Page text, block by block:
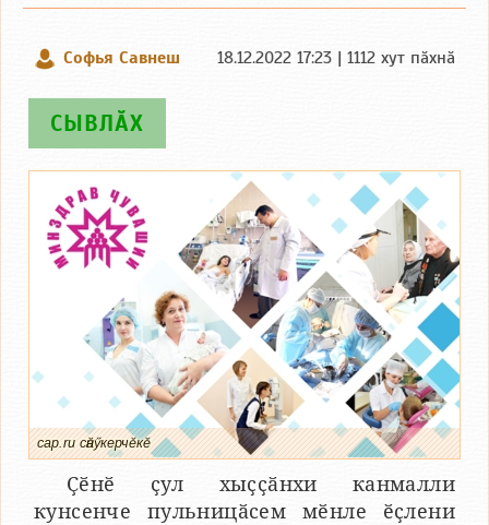
Софья Савнеш 18.12.2022 17:23 | 1112 хут пӑхнӑ
СЫВЛӐХ
cap.ru сӑнӳкерчӗкӗ
Ҫӗнӗ ҫул хыҫҫӑнхи канмалли
кунсенче пульницӑсем мӗнле ӗҫлени